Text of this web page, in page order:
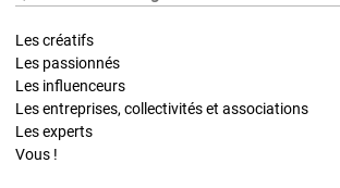
Les créatifs
Les passionnés
Les influenceurs
Les entreprises, collectivités et associations
Les experts
Vous !